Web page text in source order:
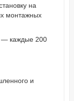
на
монтажных
— каждые 200
и